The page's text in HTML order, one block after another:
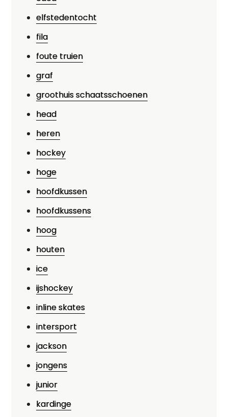
elfstedentocht
fila
foute truien
graf
groothuis schaatsschoenen
head
heren
hockey
hoge
hoofdkussen
hoofdkussens
hoog
houten
ice
ijshockey
inline skates
intersport
jackson
jongens
junior
kardinge